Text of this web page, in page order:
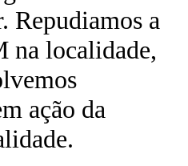
Repudiamos a
na localidade,
ação da